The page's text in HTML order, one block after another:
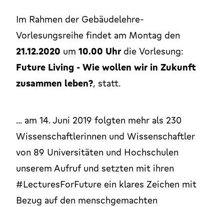
Im Rahmen der Gebäudelehre-
Vorlesungsreihe findet am Montag den
21.12.2020 um 10.00 Uhrdie Vorlesung:
Future Living - Wie wollen wir in Zukunft
zusammen leben?, statt.
... am 14. Juni 2019 folgten mehr als 230
Wissenschaftlerinnen und Wissenschaftler
von 89 Universitäten und Hochschulen
unserem Aufruf und setzten mit ihren
#LecturesForFuture ein klares Zeichen mit
Bezug auf den menschgemachten